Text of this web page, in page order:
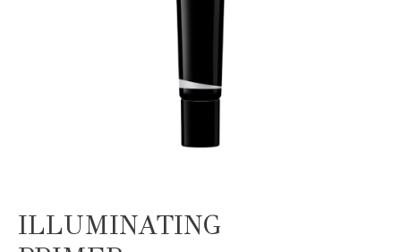
ILLUMINATING